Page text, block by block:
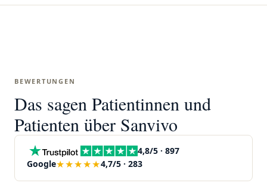
BEWERTUNGEN
Das sagen Patientinnen und
Patienten über Sanvivo
4,8/5 · 897
Google★★★★★4,7/5 · 283